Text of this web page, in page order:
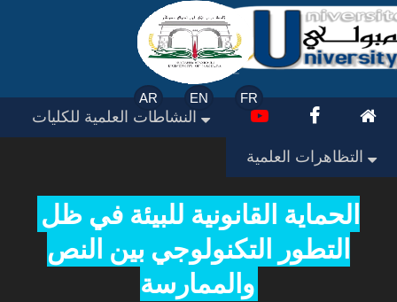
AR EN FR
الحماية القانونية للبيئة في ظل
التطور التكنولوجي بين النص
والممارسة